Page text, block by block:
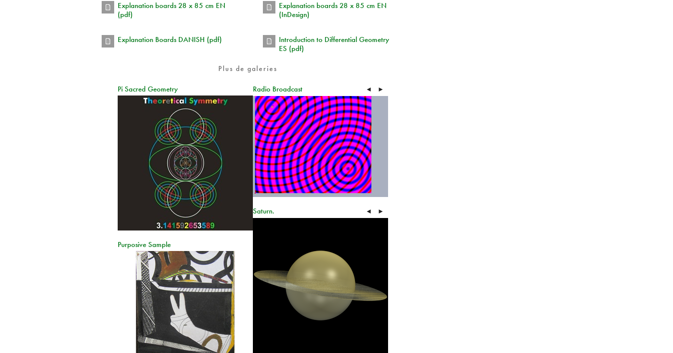
Explanation boards 28 x 85 cm EN
(pdf)
Explanation boards 28 x 85 cm EN
(InDesign)
Explanation Boards DANISH (pdf)
Introduction to Differential Geometry
ES (pdf)
Plus de galeries
Pi Sacred Geometry Radio Broadcast ◄ ►
Saturn. ◄ ►
Purposive Sample